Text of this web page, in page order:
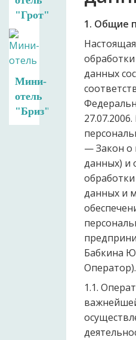
"Грот"
Мини-
отель
"Бриз"
1. Общие
данных
— Закон о
данных) и
данных и
Бабкина
Оператор).
1.1.